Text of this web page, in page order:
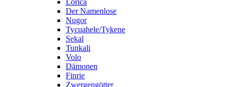
Lorica
Der Namenlose
Nugor
Tycuahele/Tykene
Sekal
Tunkali
Volo
Dämonen
Finrie
Zwergengötter